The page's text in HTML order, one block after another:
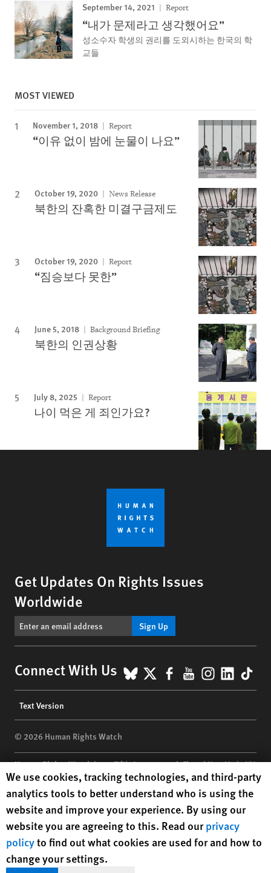
September 14, 2021 Report
“내가 문제라고 생각했어요”
성소수자 학생의 권리를 도외시하는 한국의 학
교들
MOST VIEWED
November 1, 2018 Report
“이유 없이 밤에 눈물이 나요”
October 19, 2020 News Release
북한의 잔혹한 미결구금제도
October 19, 2020 Report
“짐승보다 못한”
June 5, 2018 Background Briefing
북한의 인권상황
July 8, 2025 Report
나이 먹은 게 죄인가요?
Get Updates On Rights Issues
Worldwide
Sign Up
Connect With Us BlueSky
X Facebook
YouTube
menu
Text Version
© 2026 Human Rights Watch
Human Rights Watch| 350 Fifth Avenue, 34th Floor | New York,NY
10118-3299USA|t 1.212.290.4700
Human Rights Watchis a 501(C)(3) nonprofit registered in the US
under EIN: 13-2875808
Human Rights Watch cookie preferences
We use cookies, tracking technologies, and third-party
analytics tools to better understand who is using the
website and improve your experience. By using our
website you are agreeing to this. Read ourprivacy
policyto find out what cookies are used for and how to
change your settings.